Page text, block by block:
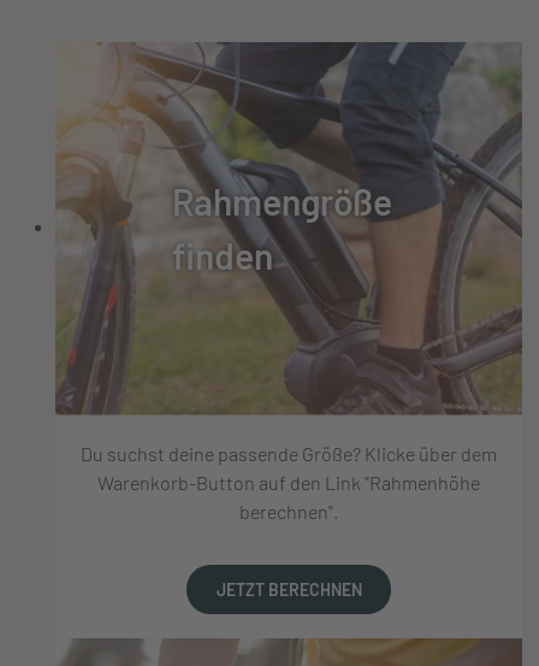
Rahmengröße
finden
Du suchst deine passende Größe? Klicke über dem
Warenkorb-Button auf den Link "Rahmenhöhe
berechnen".
JETZT BERECHNEN